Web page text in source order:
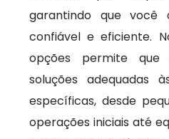
garantindo que você
confiável e eficiente.
opções permite que
soluções adequadas
específicas, desde
operações iniciais até